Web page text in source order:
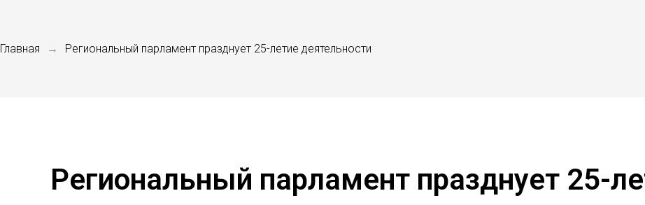
Главная → Региональный парламент празднует 25-летие деятельности
Региональный парламент празднует 25-